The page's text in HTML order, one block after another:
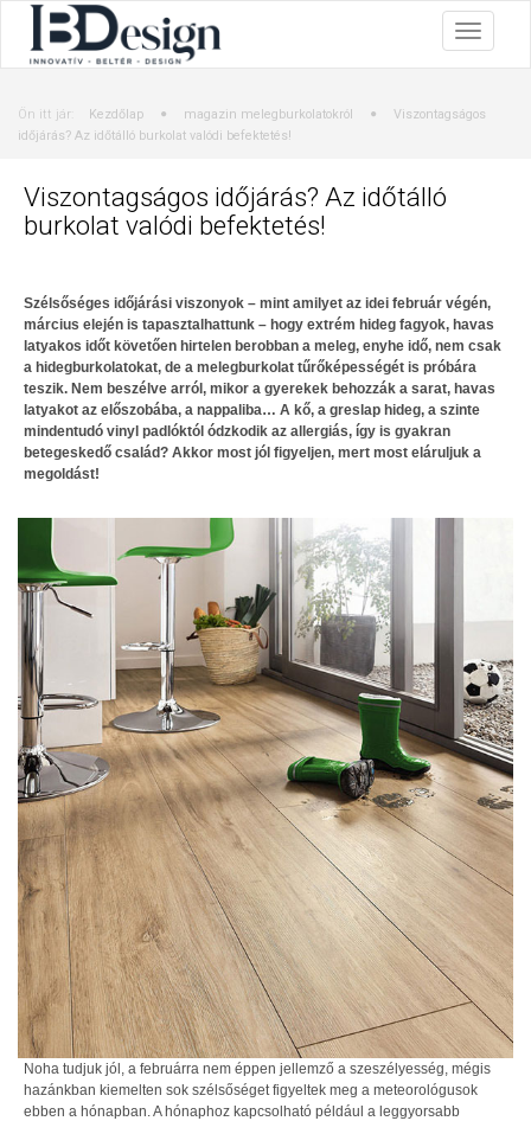
Ön itt jár: Kezdőlap magazin melegburkolatokról
Viszontagságos
időjárás? Az időtálló burkolat valódi befektetés!
Viszontagságos időjárás? Az időtálló
burkolat valódi befektetés!
Szélsőséges időjárási viszonyok – mint amilyet az idei február végén,
március elején is tapasztalhattunk – hogy extrém hideg fagyok, havas
latyakos időt követően hirtelen berobban a meleg, enyhe idő, nem csak
a hidegburkolatokat, de a melegburkolat tűrőképességét is próbára
teszik. Nem beszélve arról, mikor a gyerekek behozzák a sarat, havas
latyakot az előszobába, a nappaliba… A kő, a greslap hideg, a szinte
mindentudó vinyl padlóktól ódzkodik az allergiás, így is gyakran
betegeskedő család? Akkor most jól figyeljen, mert most eláruljuk a
megoldást!
Noha tudjuk jól, a februárra nem éppen jellemző a szeszélyesség, mégis
hazánkban kiemelten sok szélsőséget figyeltek meg a meteorológusok
ebben a hónapban. A hónaphoz kapcsolható például a leggyorsabb